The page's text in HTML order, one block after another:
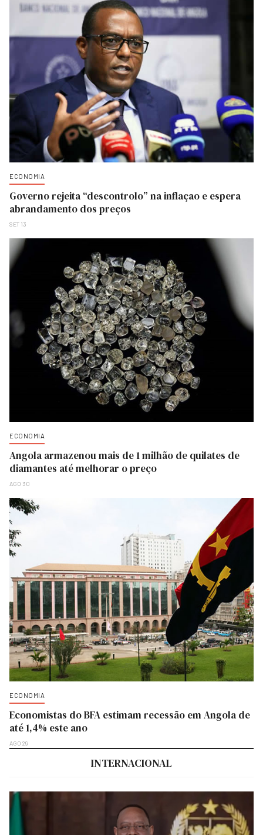
ECONOMIA
Governo rejeita “descontrolo” na inflaçao e espera
abrandamento dos preços
SET 13
ECONOMIA
Angola armazenou mais de 1 milhão de quilates de
diamantes até melhorar o preço
AGO 30
ECONOMIA
Economistas do BFA estimam recessão em Angola de
até 1,4% este ano
AGO 29
INTERNACIONAL